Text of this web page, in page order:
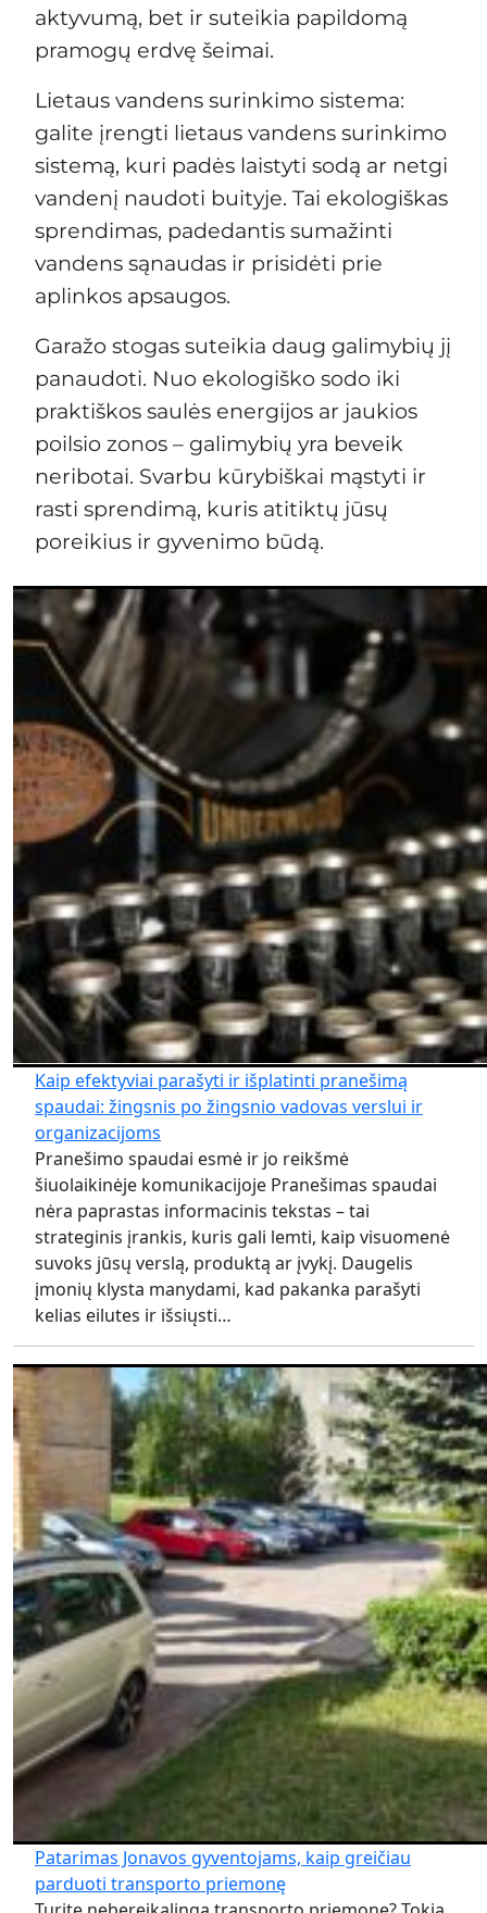
aktyvumą, bet ir suteikia papildomą
pramogų erdvę šeimai.
Lietaus vandens surinkimo sistema:
galite įrengti lietaus vandens surinkimo
sistemą, kuri padės laistyti sodą ar netgi
vandenį naudoti buityje. Tai ekologiškas
sprendimas, padedantis sumažinti
vandens sąnaudas ir prisidėti prie
aplinkos apsaugos.
Garažo stogas suteikia daug galimybių jį
panaudoti. Nuo ekologiško sodo iki
praktiškos saulės energijos ar jaukios
poilsio zonos – galimybių yra beveik
neribotai. Svarbu kūrybiškai mąstyti ir
rasti sprendimą, kuris atitiktų jūsų
poreikius ir gyvenimo būdą.
Kaip efektyviai parašyti ir išplatinti pranešimą
spaudai: žingsnis po žingsnio vadovas verslui ir
organizacijoms
Pranešimo spaudai esmė ir jo reikšmė
šiuolaikinėje komunikacijoje Pranešimas spaudai
nėra paprastas informacinis tekstas – tai
strateginis įrankis, kuris gali lemti, kaip visuomenė
suvoks jūsų verslą, produktą ar įvykį. Daugelis
įmonių klysta manydami, kad pakanka parašyti
kelias eilutes ir išsiųsti…
Patarimas Jonavos gyventojams, kaip greičiau
parduoti transporto priemonę